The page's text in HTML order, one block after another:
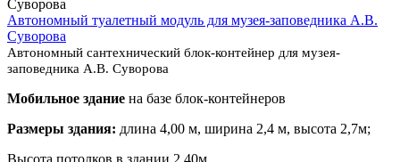
Автономный туалетный модуль для музея-заповедника А.В.
Суворова
Автономный сантехнический блок-контейнер для музея-
заповедника А.В. Суворова
Мобильное здание на базе блок-контейнеров
Размеры здания: длина 4,00 м, ширина 2,4 м, высота 2,7м;
Высота потолков в здании 2,40м